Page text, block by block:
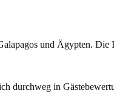
und Ägypten. Die
durchweg in